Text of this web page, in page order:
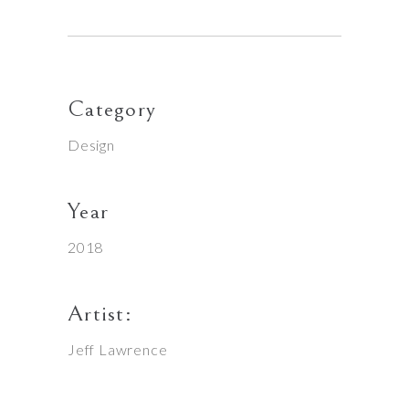
Category
Design
Year
2018
Artist:
Jeff Lawrence